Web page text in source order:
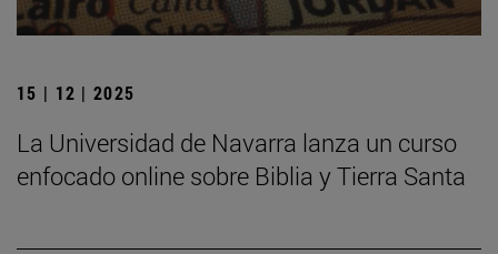
15 | 12 | 2025
La Universidad de Navarra lanza un curso
enfocado online sobre Biblia y Tierra Santa